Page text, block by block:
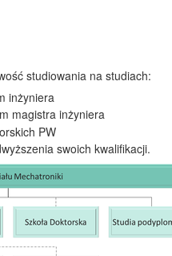
studiowania na studiach:
inżyniera
magistra inżyniera
PW
swoich kwalifikacji.